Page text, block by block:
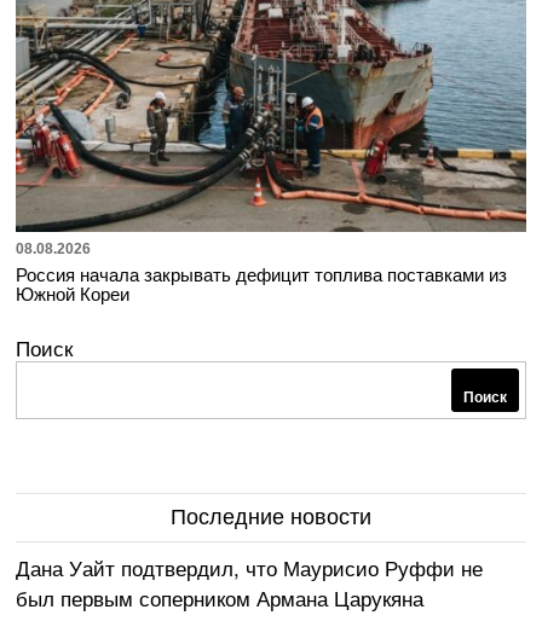
08.08.2026
Россия начала закрывать дефицит топлива поставками из
Южной Кореи
Поиск
Поиск
Последние новости
Дана Уайт подтвердил, что Маурисио Руффи не
был первым соперником Армана Царукяна